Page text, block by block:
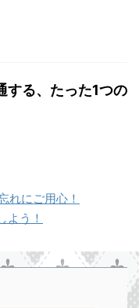
する、たった1つの
にご用心！
う！